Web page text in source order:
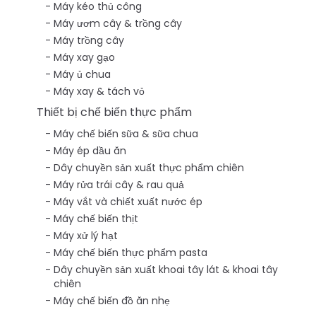
Máy kéo thủ công
Máy ươm cây & trồng cây
Máy trồng cây
Máy xay gạo
Máy ủ chua
Máy xay & tách vỏ
Thiết bị chế biến thực phẩm
Máy chế biến sữa & sữa chua
Máy ép dầu ăn
Dây chuyền sản xuất thực phẩm chiên
Máy rửa trái cây & rau quả
Máy vắt và chiết xuất nước ép
Máy chế biến thịt
Máy xử lý hạt
Máy chế biến thực phẩm pasta
Dây chuyền sản xuất khoai tây lát & khoai tây
chiên
Máy chế biến đồ ăn nhẹ